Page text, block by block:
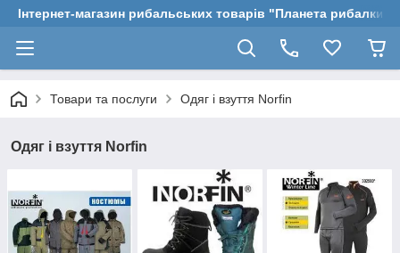
Інтернет-магазин рибальських товарів "Планета рибалки"
Товари та послуги Одяг і взуття Norfin
Одяг і взуття Norfin